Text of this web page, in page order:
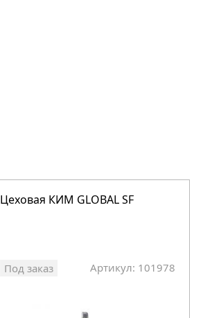
Цеховая КИМ GLOBAL SF
Под заказ Артикул: 101978